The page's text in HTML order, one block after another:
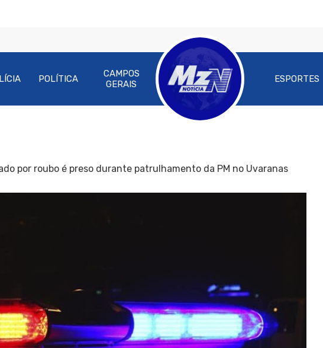
ou ESC para fechar
POLÍTICA
CAMPOS
GERAIS
ESPORTES
por roubo é preso durante patrulhamento da PM no Uvaranas